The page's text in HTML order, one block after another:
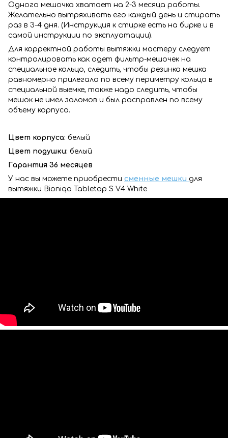
Одного мешочка хватает на 2-3 месяца работы.
Желательно вытряхивать его каждый день и стирать
раз в 3-4 дня. (Инструкция к стирке есть на бирке и в
самой инструкции по эксплуатации).
Для корректной работы вытяжки мастеру следует
контролировать как одет фильтр-мешочек на
специальное кольцо, следить, чтобы резинка мешка
равномерно прилегала по всему периметру кольца в
специальной выемке, также надо следить, чтобы
мешок не имел заломов и был расправлен по всему
объему корпуса.
Цвет корпуса: белый
Цвет подушки: белый
Гарантия 36 месяцев
У нас вы можете приобрести сменные мешки для
вытяжки Bioniqa Tabletop S V4 White